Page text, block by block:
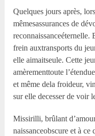
Quelques jours après,
mêmesassurances de
reconnaissanceéternelle.
frein auxtransports du
elle aimaitseule. Cette
amèrementtoute
et même dela froideur,
sur elle decesser de voir
Missirilli, brûlant
naissanceobscure et à ce